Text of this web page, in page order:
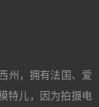
州，拥有法国、爱
特儿，因为拍摄电